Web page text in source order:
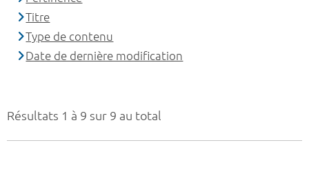
Résultats 1 à 9 sur 9 au total
Titre
Type de contenu
Date de dernière modification